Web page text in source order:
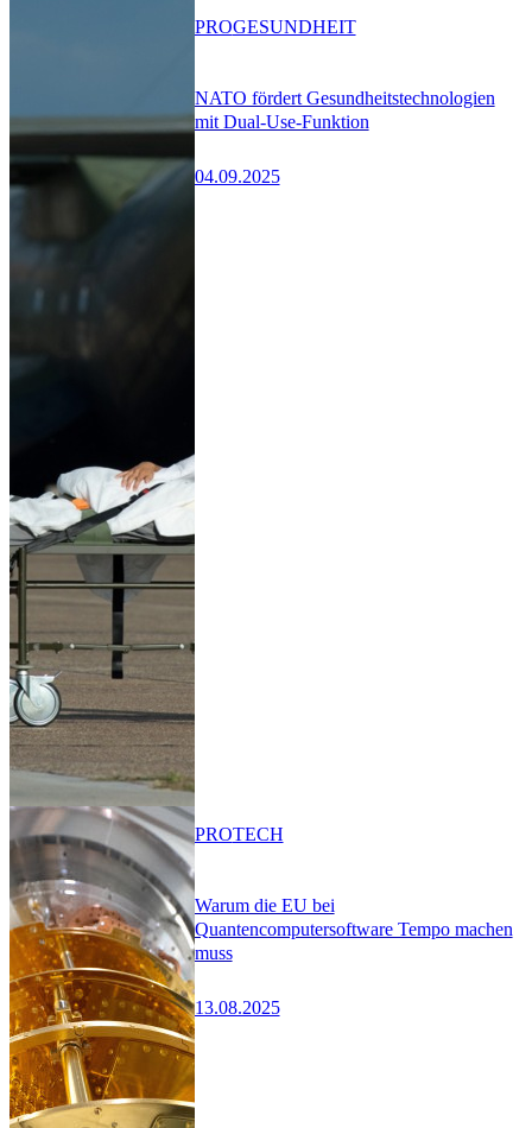
NATO fördert Gesundheitstechnologien
mit Dual-Use-Funktion
04.09.2025
PROGESUNDHEIT
Warum die EU bei
Quantencomputersoftware Tempo machen
muss
13.08.2025
PROTECH